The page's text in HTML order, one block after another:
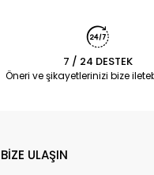
7 / 24 DESTEK
Öneri ve şikayetlerinizi bize
BİZE ULAŞIN